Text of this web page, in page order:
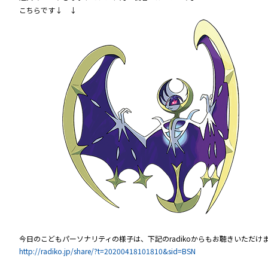
こちらです↓ ↓
今日のこどもパーソナリティの様子は、下記のradikoからもお聴きいただけ
http://radiko.jp/share/?t=20200418101810&sid=BSN